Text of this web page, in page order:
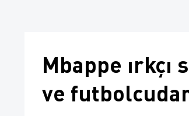
Mbappe ırkçı
ve